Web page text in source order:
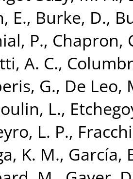
E., Burke, D.,
P., Chapron,
A. C.,
G., De Leo,
L.,
L. P.,
K. M., García,